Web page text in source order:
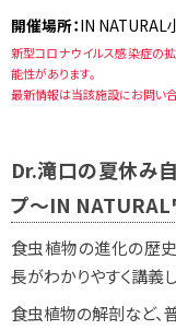
開催場所：IN NATURAL
新型コロナウイルス感染症の
能性があります。
最新情報は当該施設にお問い合
Dr.滝口の夏休み
プ～IN NATURAL
食虫植物の進化の歴
長がわかりやすく講義し
食虫植物の解剖など、